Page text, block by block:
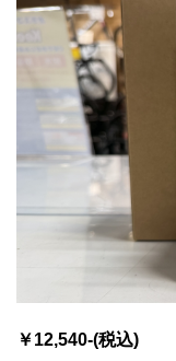
￥12,540-(税込)